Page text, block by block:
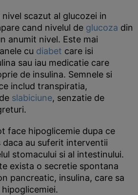
nivel scazut al glucozei in
cand nivelul de glucoza din
anumit nivel. Este mai
cu diabet care isi
sau iau medicatie care
de insulina. Semnele si
includ transpiratia,
slabiciune, senzatie de
face hipoglicemie dupa ce
daca au suferit interventii
stomacului si al intestinului.
exista o secretie spontana
pancreatic, insulina, care sa